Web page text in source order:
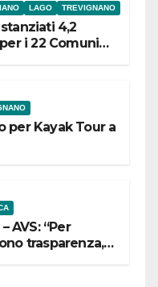
LAGO TREVIGNANO
4,2
i 22 Comuni
per Kayak Tour a
AVS: “Per
trasparenza,